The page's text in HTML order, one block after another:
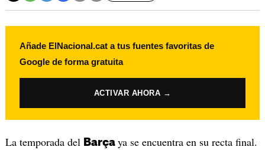
Añade ElNacional.cat a tus fuentes favoritas de
Google de forma gratuita
ACTIVAR AHORA →
La temporada del Barça ya se encuentra en su recta final.